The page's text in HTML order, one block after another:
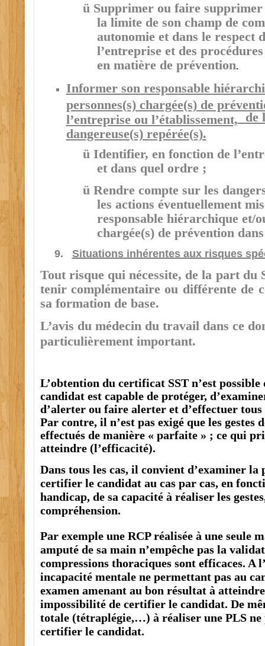
ü Supprimer ou faire supprimer
la limite de son champ de
autonomie et dans le respect
l’entreprise et des
en matière de prévention.
Informer son responsable
personnes(s) chargée(s) de
l’entreprise ou l’établissement,
de
dangereuse(s) repérée(s).
ü Identifier, en fonction de
et dans quel ordre ;
ü Rendre compte sur les
les actions éventuellement
responsable hiérarchique et/
chargée(s) de prévention
9. Situations inhérentes aux risques
Tout risque qui nécessite, de la part du
tenir complémentaire ou différente de
sa formation de base.
L’avis du médecin du travail dans ce
particulièrement important.
L’obtention du certificat SST n’est possible
candidat est capable de protéger,
d’alerter ou faire alerter et d’effectuer tous
Par contre, il n’est pas exigé que les gestes
effectués de manière « parfaite » ; ce qui
atteindre (l’efficacité).
Dans tous les cas, il convient d’examiner la
certifier le candidat au cas par cas, en
handicap, de sa capacité à réaliser les
compréhension.
Par exemple une RCP réalisée à une seule
amputé de sa main n’empêche pas la
compressions thoraciques sont efficaces. A
incapacité mentale ne permettant pas au
examen amenant au bon résultat à
impossibilité de certifier le candidat. De
totale (tétraplégie,…) à réaliser une PLS ne
certifier le candidat.